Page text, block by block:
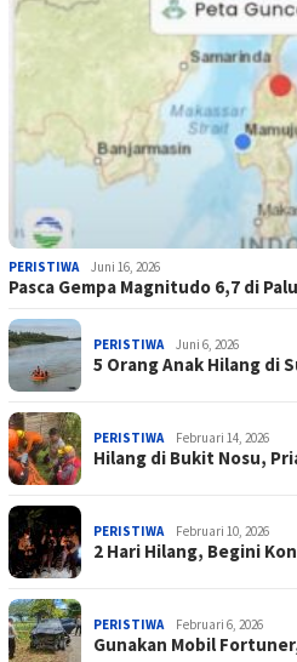
PERISTIWA Juni 16, 2026
Pasca Gempa Magnitudo 6,7 di
PERISTIWA Juni 6, 2026
5 Orang Anak Hilang di
PERISTIWA Februari 14, 2026
Hilang di Bukit Nosu,
PERISTIWA Februari 10, 2026
2 Hari Hilang, Begini
PERISTIWA Februari 6, 2026
Gunakan Mobil